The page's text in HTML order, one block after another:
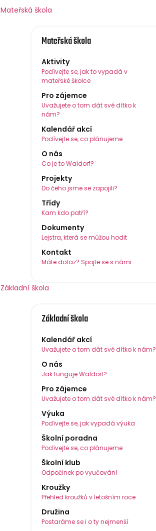
Mateřská škola
Mateřská škola
Aktivity
Podívejte se, jak to vypadá v
mateřské školce
Pro zájemce
Uvažujete o tom dát své dítko k
nám?
Kalendář akcí
Podívejte se, co plánujeme
O nás
Co je to Waldorf?
Projekty
Do čeho jsme se zapojili?
Třídy
Kam kdo patří?
Dokumenty
Lejstra, která se můžou hodit
Kontakt
Máte dotaz? Spojte se s námi
Základní škola
Základní škola
Kalendář akcí
Uvažujete o tom dát své dítko k nám?
O nás
Jak funguje Waldorf?
Pro zájemce
Uvažujete o tom dát své dítko k nám?
Výuka
Podívejte se, jak vypadá výuka
Školní poradna
Podívejte se, co plánujeme
Školní klub
Odpočinek po vyučování
Kroužky
Přehled kroužků v letošním roce
Družina
Postaráme se i o ty nejmenší